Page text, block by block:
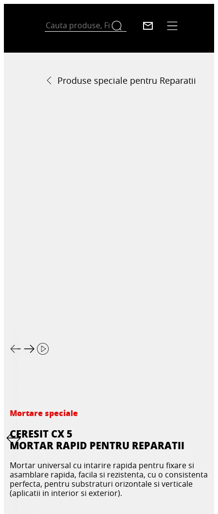
Produse speciale pentru Reparatii
Mortare speciale
CERESIT CX 5
MORTAR RAPID PENTRU REPARATII
Mortar universal cu intarire rapida pentru fixare si
asamblare rapida, facila si rezistenta, cu o consistenta
perfecta, pentru substraturi orizontale si verticale
(aplicatii in interior si exterior).